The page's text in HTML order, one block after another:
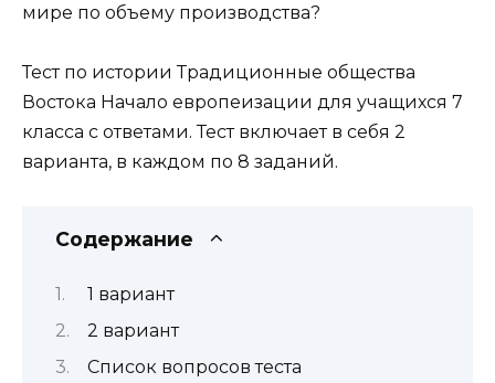
мире по объему производства?
Тест по истории Традиционные общества
Востока Начало европеизации для учащихся 7
класса с ответами. Тест включает в себя 2
варианта, в каждом по 8 заданий.
Содержание
1 вариант
2 вариант
Список вопросов теста